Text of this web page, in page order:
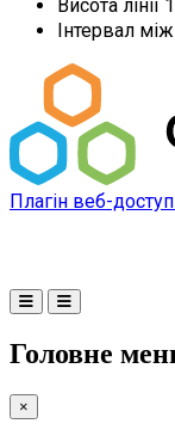
Висота лінії
Інтервал
Плагін веб-
Головне
×